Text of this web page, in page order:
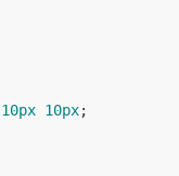
10px 10px;